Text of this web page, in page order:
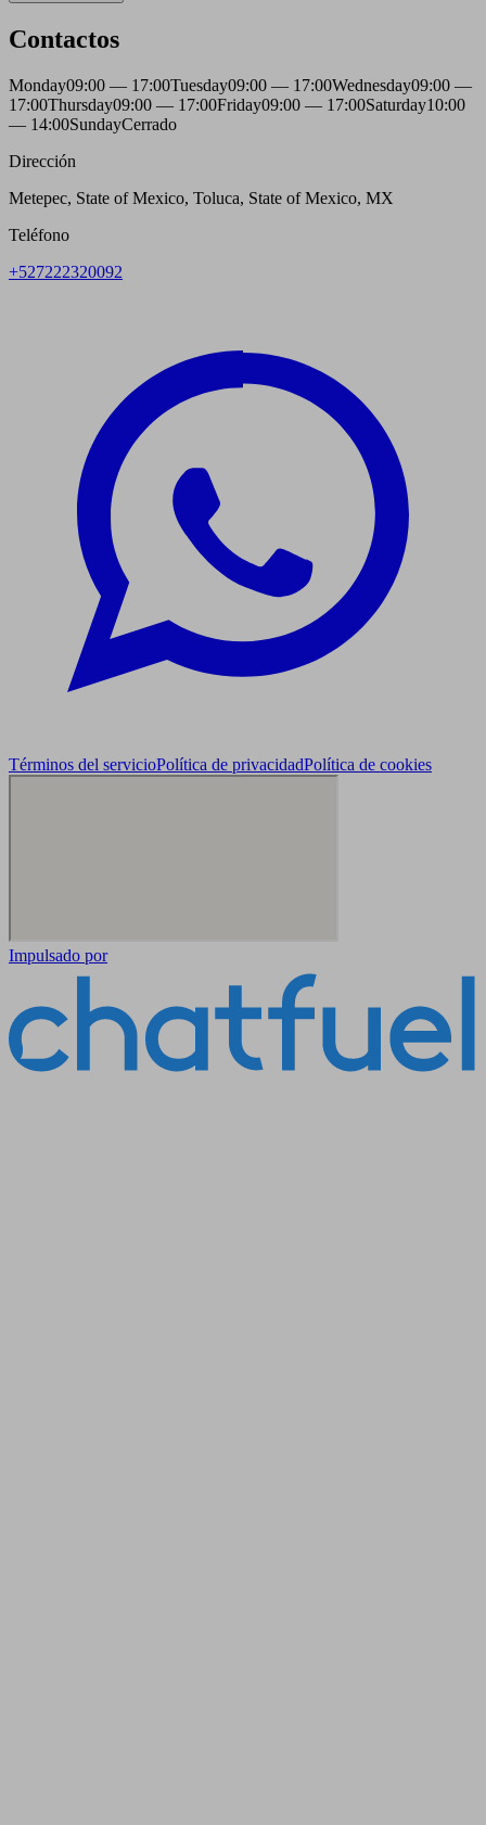
Contactos
Monday09:00 — 17:00Tuesday09:00 — 17:00Wednesday09:00 —
17:00Thursday09:00 — 17:00Friday09:00 — 17:00Saturday10:00
— 14:00SundayCerrado
Dirección
Metepec, State of Mexico, Toluca, State of Mexico, MX
Teléfono
+527222320092
Términos del servicioPolítica de privacidadPolítica de cookies
Impulsado por